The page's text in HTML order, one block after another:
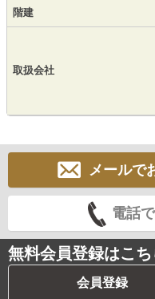
階建
取扱会社
メールで
電話
無料会員登録はこち
会員登録